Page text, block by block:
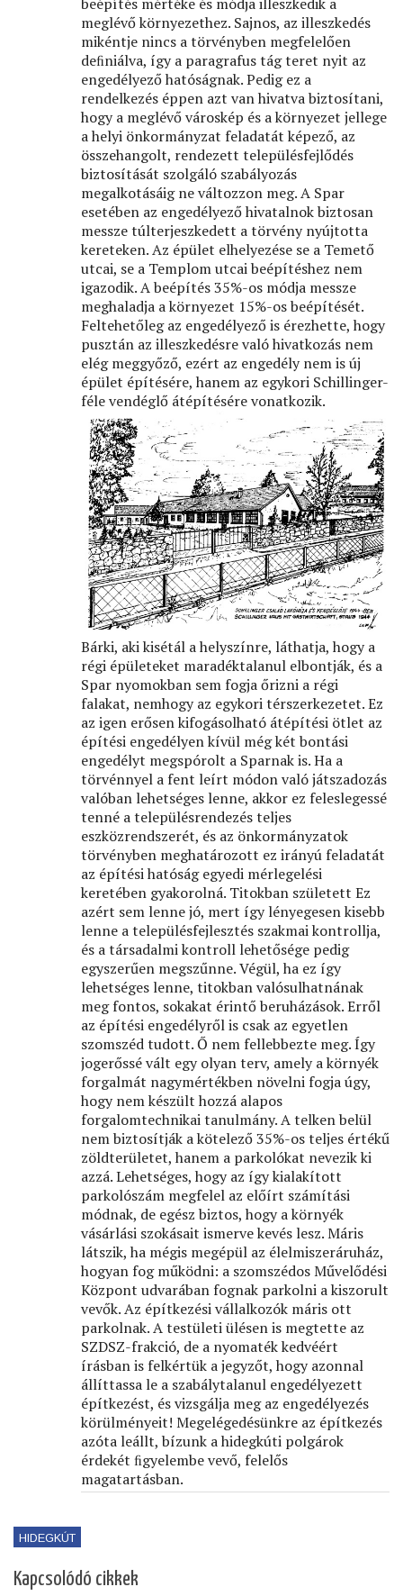
meglévő környezethez. Sajnos, az illeszkedés
mikéntje nincs a törvényben megfelelően
deﬁniálva, így a paragrafus tág teret nyit az
engedélyező hatóságnak. Pedig ez a
rendelkezés éppen azt van hivatva biztosítani,
hogy a meglévő városkép és a környezet jellege
a helyi önkormányzat feladatát képező, az
összehangolt, rendezett településfejlődés
biztosítását szolgáló szabályozás
megalkotásáig ne változzon meg. A Spar
esetében az engedélyező hivatalnok biztosan
messze túlterjeszkedett a törvény nyújtotta
kereteken. Az épület elhelyezése se a Temető
utcai, se a Templom utcai beépítéshez nem
igazodik. A beépítés 35%-os módja messze
meghaladja a környezet 15%-os beépítését.
Feltehetőleg az engedélyező is érezhette, hogy
pusztán az illeszkedésre való hivatkozás nem
elég meggyőző, ezért az engedély nem is új
épület építésére, hanem az egykori Schillinger-
féle vendéglő átépítésére vonatkozik.
Bárki, aki kisétál a helyszínre, láthatja, hogy a
régi épületeket maradéktalanul elbontják, és a
Spar nyomokban sem fogja őrizni a régi
falakat, nemhogy az egykori térszerkezetet. Ez
az igen erősen kifogásolható átépítési ötlet az
építési engedélyen kívül még két bontási
engedélyt megspórolt a Sparnak is. Ha a
törvénnyel a fent leírt módon való játszadozás
valóban lehetséges lenne, akkor ez feleslegessé
tenné a településrendezés teljes
eszközrendszerét, és az önkormányzatok
törvényben meghatározott ez irányú feladatát
az építési hatóság egyedi mérlegelési
keretében gyakorolná. Titokban született Ez
azért sem lenne jó, mert így lényegesen kisebb
lenne a településfejlesztés szakmai kontrollja,
és a társadalmi kontroll lehetősége pedig
egyszerűen megszűnne. Végül, ha ez így
lehetséges lenne, titokban valósulhatnának
meg fontos, sokakat érintő beruházások. Erről
az építési engedélyről is csak az egyetlen
szomszéd tudott. Ő nem fellebbezte meg. Így
jogerőssé vált egy olyan terv, amely a környék
forgalmát nagymértékben növelni fogja úgy,
hogy nem készült hozzá alapos
forgalomtechnikai tanulmány. A telken belül
nem biztosítják a kötelező 35%-os teljes értékű
zöldterületet, hanem a parkolókat nevezik ki
azzá. Lehetséges, hogy az így kialakított
parkolószám megfelel az előírt számítási
módnak, de egész biztos, hogy a környék
vásárlási szokásait ismerve kevés lesz. Máris
látszik, ha mégis megépül az élelmiszeráruház,
hogyan fog működni: a szomszédos Művelődési
Központ udvarában fognak parkolni a kiszorult
vevők. Az építkezési vállalkozók máris ott
parkolnak. A testületi ülésen is megtette az
SZDSZ-frakció, de a nyomaték kedvéért
írásban is felkértük a jegyzőt, hogy azonnal
állíttassa le a szabálytalanul engedélyezett
építkezést, és vizsgálja meg az engedélyezés
körülményeit! Megelégedésünkre az építkezés
azóta leállt, bízunk a hidegkúti polgárok
érdekét ﬁgyelembe vevő, felelős
magatartásban.
HIDEGKÚT
Kapcsolódó cikkek